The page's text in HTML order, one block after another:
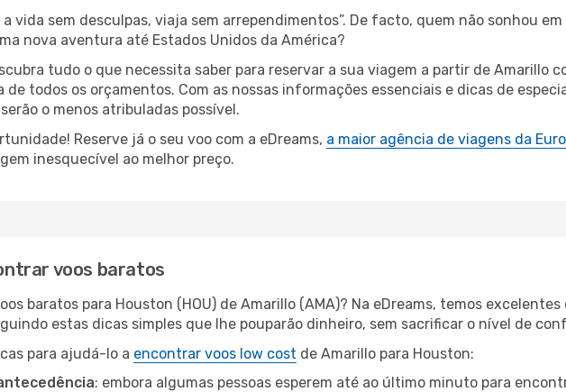
a vida sem desculpas, viaja sem arrependimentos”. De facto, quem não sonhou
nova aventura até Estados Unidos da América?
tudo o que necessita saber para reservar a sua viagem a partir de Amarillo
de todos os orçamentos. Com as nossas informações essenciais e dicas de
o menos atribuladas possível.
Reserve já o seu voo com a eDreams, a maior agência de viagens da
inesquecível ao melhor preço.
voos baratos
baratos para Houston (HOU) de Amarillo (AMA)? Na eDreams, temos
estas dicas simples que lhe pouparão dinheiro, sem sacrificar o nível de
para ajudá-lo a encontrar voos low cost de Amarillo para Houston:
: embora algumas pessoas esperem até ao último minuto para